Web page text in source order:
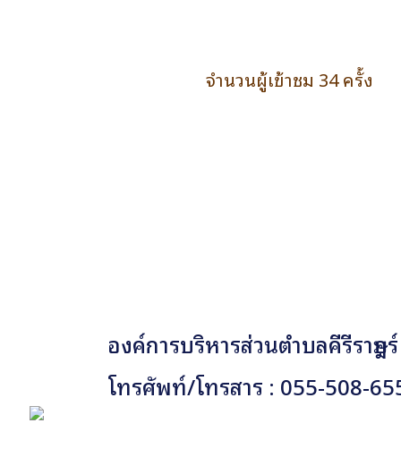
จำนวนผู้เข้าชม 34 ครั้ง
องค์การบริหารส่วนตำบลคีรีราษ
โทรศัพท์/โทรสาร : 055-508-